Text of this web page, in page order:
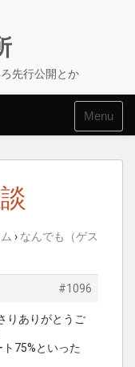
先行公開とか
Menu
› なんでも（ゲス
#1096
りありがとうご
75%といった